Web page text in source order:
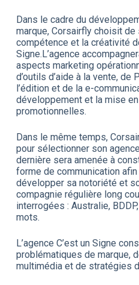
Dans le cadre du
marque, Corsairfly choisit de
compétence et la créativité
Signe.L’agence
aspects marketing
d’outils d’aide à la vente, de
l’édition et de la e-
développement et la mise
promotionnelles.
Dans le même temps,
pour sélectionner son
dernière sera amenée à
forme de communication afin
développer sa notoriété et
compagnie régulière long
interrogées : Australie,
mots.
L’agence C’est un Signe
problématiques de marque,
multimédia et de stratégies